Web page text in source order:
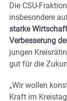
Die CSU-
insbesondere
starke
Verbesserung
jungen
gut für die
„Wir wollen
Kraft im